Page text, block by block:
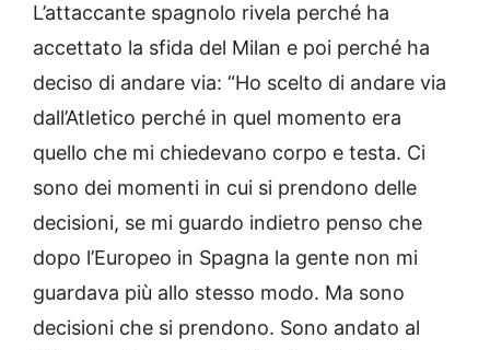
L’attaccante spagnolo rivela perché ha
accettato la sfida del Milan e poi perché ha
deciso di andare via: “Ho scelto di andare via
dall’Atletico perché in quel momento era
quello che mi chiedevano corpo e testa. Ci
sono dei momenti in cui si prendono delle
decisioni, se mi guardo indietro penso che
dopo l’Europeo in Spagna la gente non mi
guardava più allo stesso modo. Ma sono
decisioni che si prendono. Sono andato al